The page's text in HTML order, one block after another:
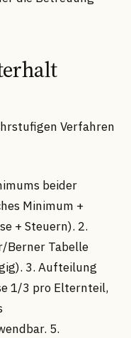
Verfahren
beider
Minimum +
+ Steuern). 2.
Berner Tabelle
3. Aufteilung
1/3 pro Elternteil,
5.